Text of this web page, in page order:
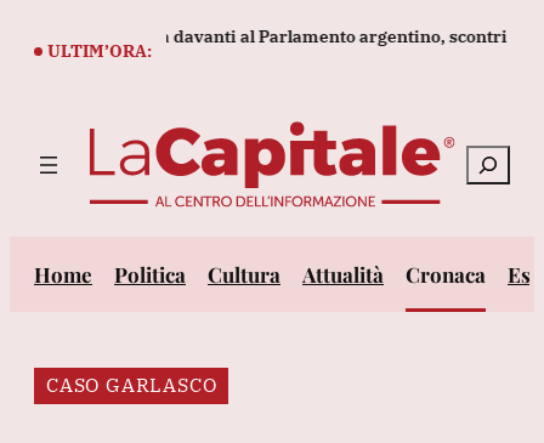
ULTIM’ORA:
sulla proprietà davanti al Parlamento argentino, scontri
Cerca
Home Politica Cultura Attualità Cronaca
CASO GARLASCO